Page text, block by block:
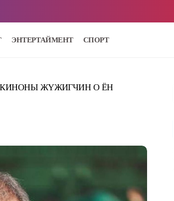
ЭНТЕРТАЙМЕНТ СПОРТ
КИНОНЫ ЖҮЖИГЧИН О ЁН